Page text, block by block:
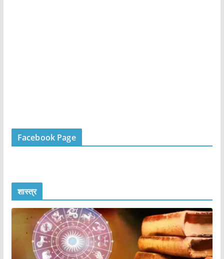
Facebook Page
शास्त्र